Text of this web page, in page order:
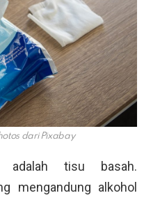
dari Pixabay
adalah tisu basah.
mengandung alkohol